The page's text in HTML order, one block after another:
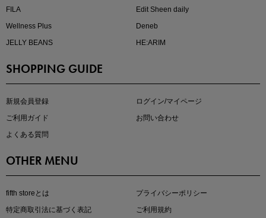
FILA
Edit Sheen daily
Wellness Plus
Deneb
JELLY BEANS
HE:ARIM
SHOPPING GUIDE
新規会員登録
ログイン/マイページ
ご利用ガイド
お問い合わせ
よくある質問
OTHER MENU
fifth storeとは
プライバシーポリシー
特定商取引法に基づく表記
ご利用規約